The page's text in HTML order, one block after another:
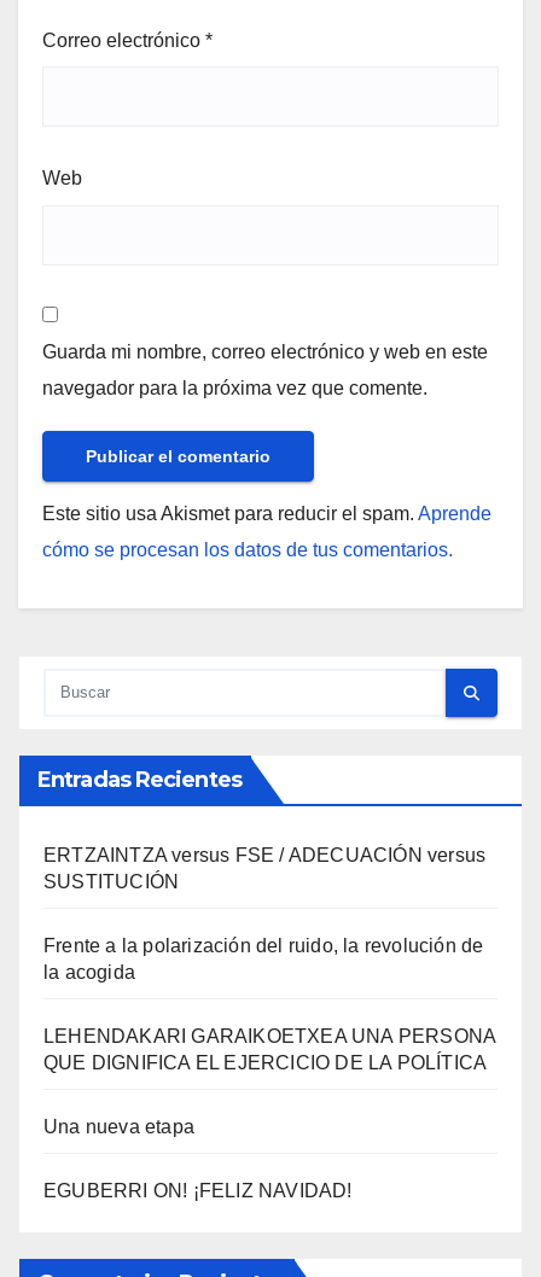
Correo electrónico *
Web
Guarda mi nombre, correo electrónico y web en este
navegador para la próxima vez que comente.
Este sitio usa Akismet para reducir el spam. Aprende
cómo se procesan los datos de tus comentarios.
Entradas Recientes
ERTZAINTZA versus FSE / ADECUACIÓN versus
SUSTITUCIÓN
Frente a la polarización del ruido, la revolución de
la acogida
LEHENDAKARI GARAIKOETXEA UNA PERSONA
QUE DIGNIFICA EL EJERCICIO DE LA POLÍTICA
Una nueva etapa
EGUBERRI ON! ¡FELIZ NAVIDAD!